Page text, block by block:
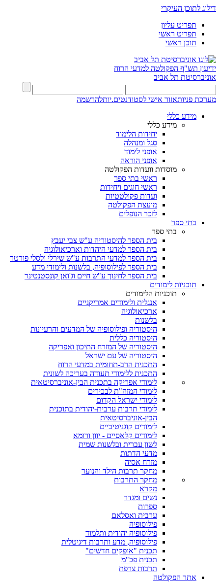
דילוג לתוכן העיקרי
תפריט עליון
תפריט ראשי
תוכן ראשי
ידיעון תש"ף הפקולטה למדעי הרוח
אוניברסיטת תל אביב
מערכת פניותאזור אישי לסטודנטים.יותלהרשמה
מידע כללי
מידע כללי
יחידות הלימוד
סגל ומנהלה
אופני לימוד
אופני הוראה
מוסדות וועדות הפקולטה
ראשי בתי ספר
ראשי חוגים ויחידות
ועדות פקולטטיות
מועצת הפקולטה
לזכר הנופלים
בתי ספר
בתי ספר
בית הספר להיסטוריה ע"ש צבי יעבץ
בית הספר למדעי היהדות וארכיאולוגיה
בית הספר למדעי התרבות ע"ש שירלי ולסלי פורטר
בית הספר לפילוסופיה, בלשנות ולימודי מדע
בית הספר לחינוך ע"ש חיים וג'ואן קונסטנטינר
תוכניות לימודים
תוכניות הלימודים
אנגלית ולימודים אמריקניים
ארכיאולוגיה
בלשנות
היסטוריה ופילוסופיה של המדעים והרעיונות
היסטוריה כללית
היסטוריה של המזרח התיכון ואפריקה
היסטוריה של עם ישראל
התכנית הרב-תחומית במדעי הרוח
התכנית ללימודי תעודה בעריכה לשונית
לימודי אפריקה בתכנית הבין-אוניברסיטאית
לימודי המזה"ת לבכירים
לימודי ישראל הקדום
לימודי תרבות ערבית-יהודית בתוכנית
הבין-אוניברסיטאית
לימודים קוגניטיביים
לימודים קלאסיים - יוון ורומא
לשון עברית ובלשנות שמית
מדעי הדתות
מזרח אסיה
מחקר תרבות הילד והנוער
מחקר התרבות
מקרא
נשים ומגדר
ספרות
ערבית ואסלאם
פילוסופיה
פילוסופיה יהודית ותלמוד
פילוסופיה, מדע ותרבות דיגיטלית
תכנית "אופקים חדשים"
תכנית פכ"מ
תרבות צרפת
אתר הפקולטה